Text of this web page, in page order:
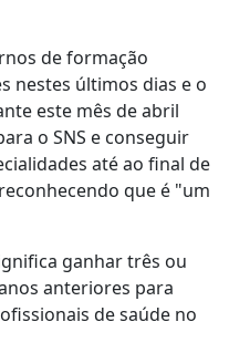
de formação
nestes últimos dias e o
este mês de abril
o SNS e conseguir
até ao final de
que é "um
ganhar três ou
anteriores para
de saúde no